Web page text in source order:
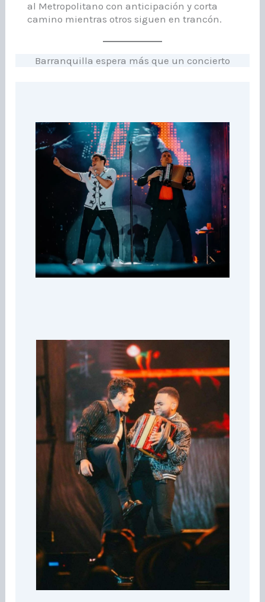
al Metropolitano con anticipación y corta
camino mientras otros siguen en trancón.
Barranquilla espera más que un concierto